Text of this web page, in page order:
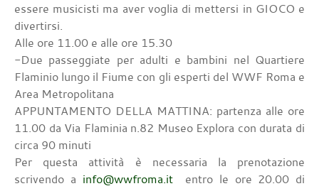
essere musicisti ma aver voglia di mettersi in GIOCO e
divertirsi.
Alle ore 11.00 e alle ore 15.30
-Due passeggiate per adulti e bambini nel Quartiere
Flaminio lungo il Fiume con gli esperti del WWF Roma e
Area Metropolitana
APPUNTAMENTO DELLA MATTINA: partenza alle ore
11.00 da Via Flaminia n.82 Museo Explora con durata di
circa 90 minuti
Per questa attività è necessaria la prenotazione
scrivendo a info@wwfroma.itentro le ore 20.00 di